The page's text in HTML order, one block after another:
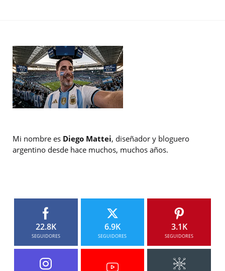
Mi nombre es Diego Mattei, diseñador y bloguero
argentino desde hace muchos, muchos años.
22.8K
SEGUIDORES
6.9K
SEGUIDORES
3.1K
SEGUIDORES